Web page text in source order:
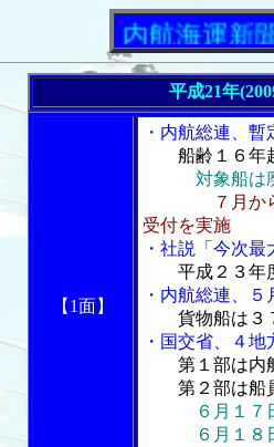
「内航海運新聞」
平成21年
【1面】
・内航総連、
船齢１６年
対象船は
７月か
受付を実施
・社説「今次
平成２３年
・内航総連、
貨物船は３
・国交省、４
第１部は内
第２部は船
６月１
６月１８日